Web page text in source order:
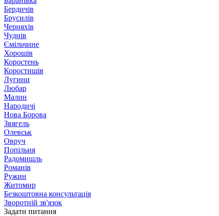
Бердичів
Брусилів
Черняхів
Чуднів
Ємільчине
Хорошів
Коростень
Коростишів
Лугини
Любар
Малин
Народичі
Нова Борова
Звягель
Олевськ
Овруч
Попільня
Радомишль
Романів
Ружин
Житомир
Безкоштовна консультація
Зворотній зв'язок
Задати питання